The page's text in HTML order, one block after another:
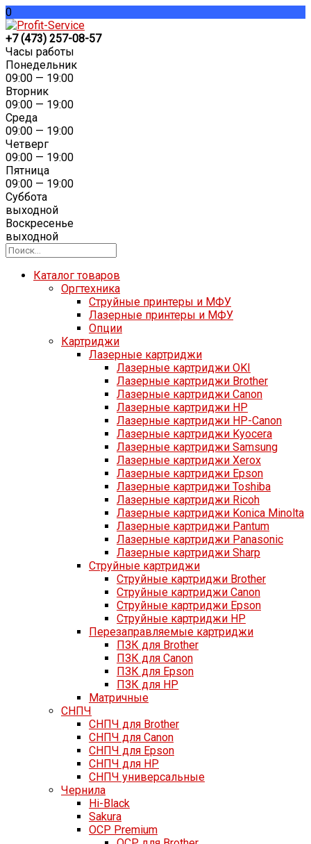
0
+7 (473) 257-08-57
Часы работы
Понедельник
09:00 — 19:00
Вторник
09:00 — 19:00
Среда
09:00 — 19:00
Четверг
09:00 — 19:00
Пятница
09:00 — 19:00
Суббота
выходной
Воскресенье
выходной
Каталог товаров
Оргтехника
Струйные принтеры и МФУ
Лазерные принтеры и МФУ
Опции
Картриджи
Лазерные картриджи
Лазерные картриджи OKI
Лазерные картриджи Brother
Лазерные картриджи Canon
Лазерные картриджи HP
Лазерные картриджи HP-Canon
Лазерные картриджи Kyocera
Лазерные картриджи Samsung
Лазерные картриджи Xerox
Лазерные картриджи Epson
Лазерные картриджи Toshiba
Лазерные картриджи Ricoh
Лазерные картриджи Konica Minolta
Лазерные картриджи Pantum
Лазерные картриджи Panasonic
Лазерные картриджи Sharp
Струйные картриджи
Струйные картриджи Brother
Струйные картриджи Canon
Струйные картриджи Epson
Струйные картриджи HP
Перезаправляемые картриджи
ПЗК для Brother
ПЗК для Canon
ПЗК для Epson
ПЗК для HP
Матричные
СНПЧ
СНПЧ для Brother
СНПЧ для Canon
СНПЧ для Epson
СНПЧ для HP
СНПЧ универсальные
Чернила
Hi-Black
Sakura
OCP Premium